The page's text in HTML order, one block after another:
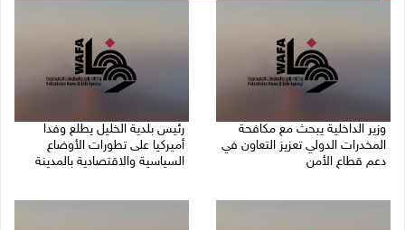
وزير الداخلية يبحث مع مكافحة
المخدرات الدولي تعزيز التعاون في
دعم قطاع الأمن
رئيس بلدية الخليل يطلع وفدا
أميركيا على تطورات الأوضاع
السياسية والاقتصادية بالمدينة